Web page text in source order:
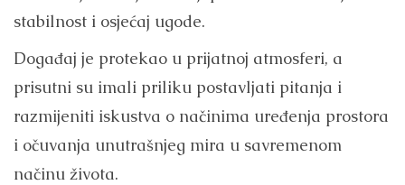
stabilnost i osjećaj ugode.
Događaj je protekao u prijatnoj atmosferi, a
prisutni su imali priliku postavljati pitanja i
razmijeniti iskustva o načinima uređenja prostora
i očuvanja unutrašnjeg mira u savremenom
načinu života.